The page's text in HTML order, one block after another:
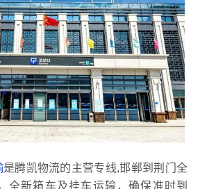
是腾凯物流的主营专线,邯郸到荆门全
全新箱车及挂车运输，确保准时到